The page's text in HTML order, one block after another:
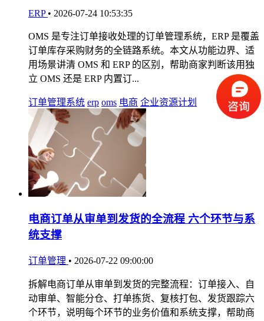
ERP • 2026-07-24 10:53:35
OMS 是专注订单接收处理的订单管理系统，ERP 是覆盖
订单库存采购财务的全链路系统。本文从功能边界、适
用场景讲清 OMS 和 ERP 的区别，帮助商家判断该用独
立 OMS 还是 ERP 内置订...
订单管理系统 erp oms 电商 企业资源计划
电商订单从审单到发货的全流程 六个环节与系
统支撑
订单管理 • 2026-07-22 09:00:00
拆解电商订单从审单到发货的完整流程：订单接入、自
动审单、智能分仓、打单拣货、复核打包、发货跟踪六
个环节，说明每个环节的业务价值和系统支撑，帮助商